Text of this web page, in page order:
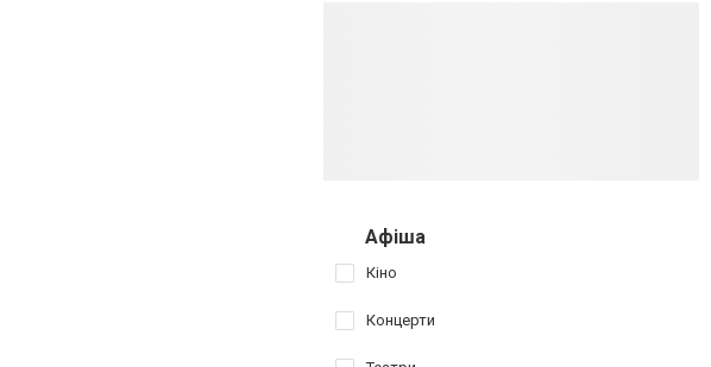
Афіша
Кіно
Концерти